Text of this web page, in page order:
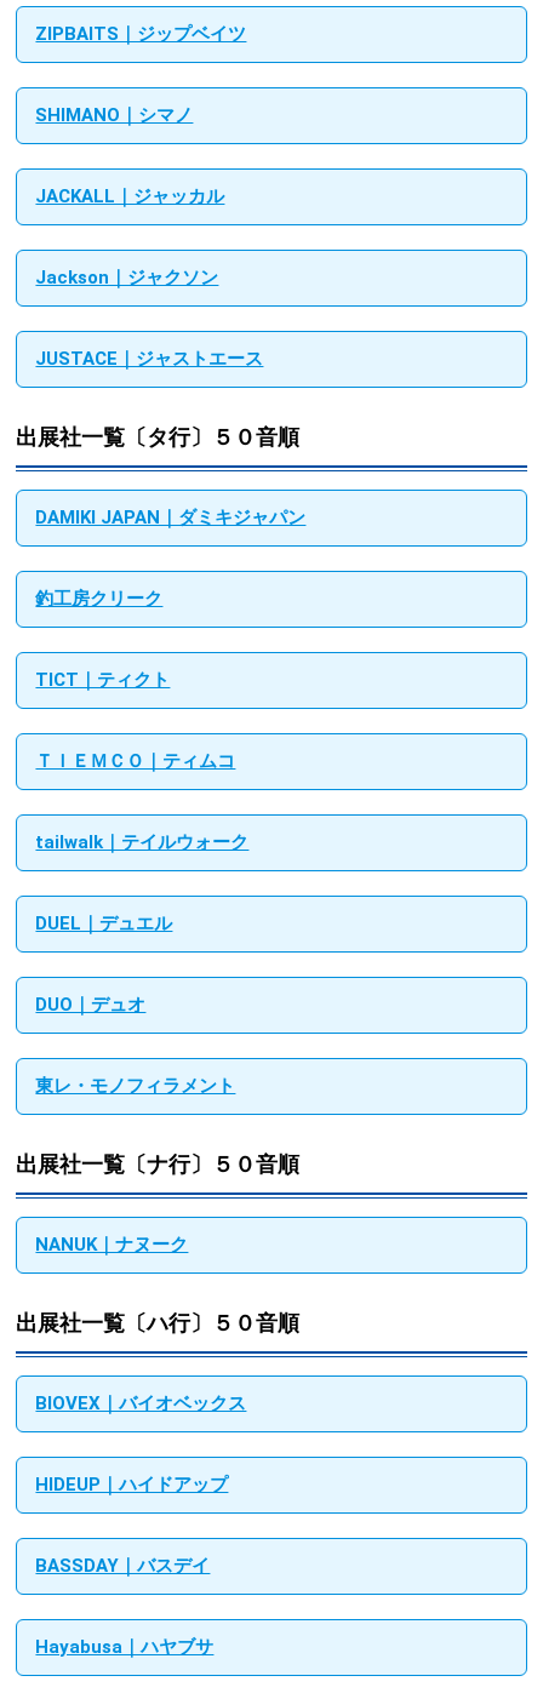
ZIPBAITS｜ジップベイツ
SHIMANO｜シマノ
JACKALL｜ジャッカル
Jackson｜ジャクソン
JUSTACE｜ジャストエース
出展社一覧〔タ行〕５０音順
DAMIKI JAPAN｜ダミキジャパン
釣工房クリーク
TICT｜ティクト
ＴＩＥＭＣＯ｜ティムコ
tailwalk｜テイルウォーク
DUEL｜デュエル
DUO｜デュオ
東レ・モノフィラメント
出展社一覧〔ナ行〕５０音順
NANUK｜ナヌーク
出展社一覧〔ハ行〕５０音順
BIOVEX｜バイオベックス
HIDEUP｜ハイドアップ
BASSDAY｜バスデイ
Hayabusa｜ハヤブサ